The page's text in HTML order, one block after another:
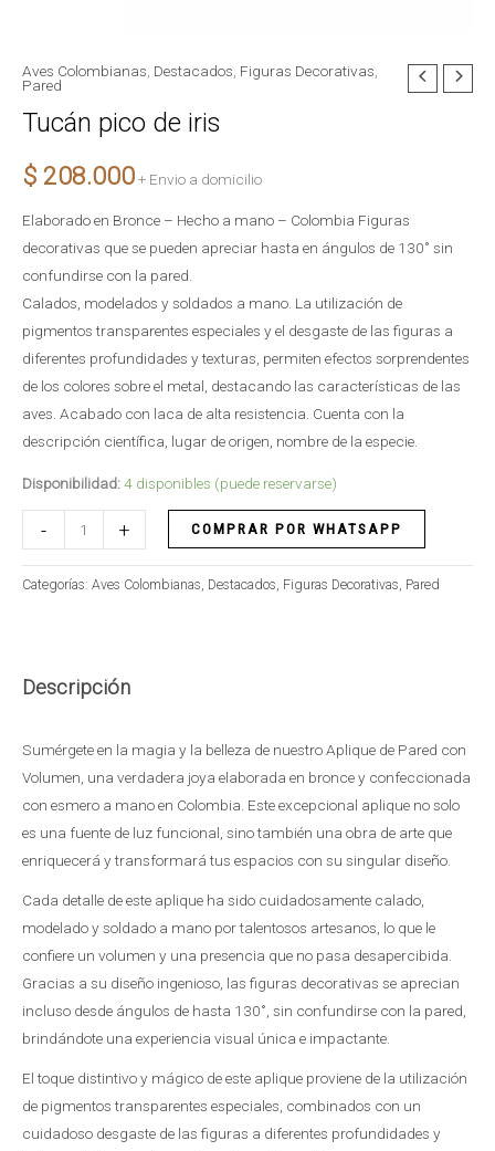
Aves Colombianas Destacados Figuras Decorativas
Pared
Tucán pico de iris
$ 208.000+ Envio a domicilio
Elaborado en Bronce – Hecho a mano – Colombia Figuras
decorativas que se pueden apreciar hasta en ángulos de 130˚ sin
confundirse con la pared.
Calados, modelados y soldados a mano. La utilización de
pigmentos transparentes especiales y el desgaste de las figuras a
diferentes profundidades y texturas, permiten efectos sorprendentes
de los colores sobre el metal, destacando las características de las
aves. Acabado con laca de alta resistencia. Cuenta con la
descripción científica, lugar de origen, nombre de la especie.
Disponibilidad:4 disponibles (puede reservarse)
-
Tucán
de
iris
cantidad
+ COMPRAR POR WHATSAPP
Categorías: Aves Colombianas, Destacados, Figuras Decorativas, Pared
Descripción
Sumérgete en la magia y la belleza de nuestro Aplique de Pared con
Volumen, una verdadera joya elaborada en bronce y confeccionada
con esmero a mano en Colombia. Este excepcional aplique no solo
es una fuente de luz funcional, sino también una obra de arte que
enriquecerá y transformará tus espacios con su singular diseño.
Cada detalle de este aplique ha sido cuidadosamente calado,
modelado y soldado a mano por talentosos artesanos, lo que le
confiere un volumen y una presencia que no pasa desapercibida.
Gracias a su diseño ingenioso, las figuras decorativas se aprecian
incluso desde ángulos de hasta 130˚, sin confundirse con la pared,
brindándote una experiencia visual única e impactante.
El toque distintivo y mágico de este aplique proviene de la utilización
de pigmentos transparentes especiales, combinados con un
cuidadoso desgaste de las figuras a diferentes profundidades y